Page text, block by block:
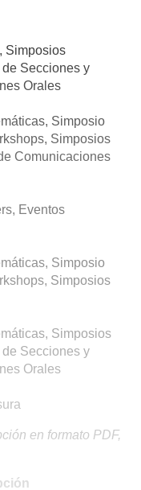
Simposios
Secciones y
Orales
Simposio
Simposios
Comunicaciones
Eventos
Simposio
Simposios
Simposios
Secciones y
Orales
en formato PDF,